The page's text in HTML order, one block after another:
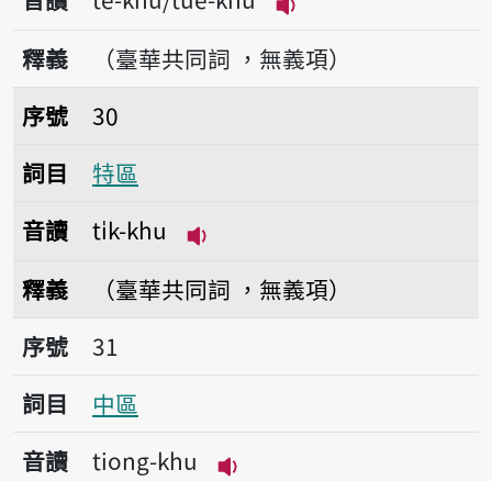
播放音讀tē-khu/
釋義
（臺華共同詞 ，無義項）
序號30特區
序號
30
詞目
特區
音讀
ti̍k-khu
釋義
（臺華共同詞 ，無義項）
序號31中區
序號
31
詞目
中區
音讀
tiong-khu